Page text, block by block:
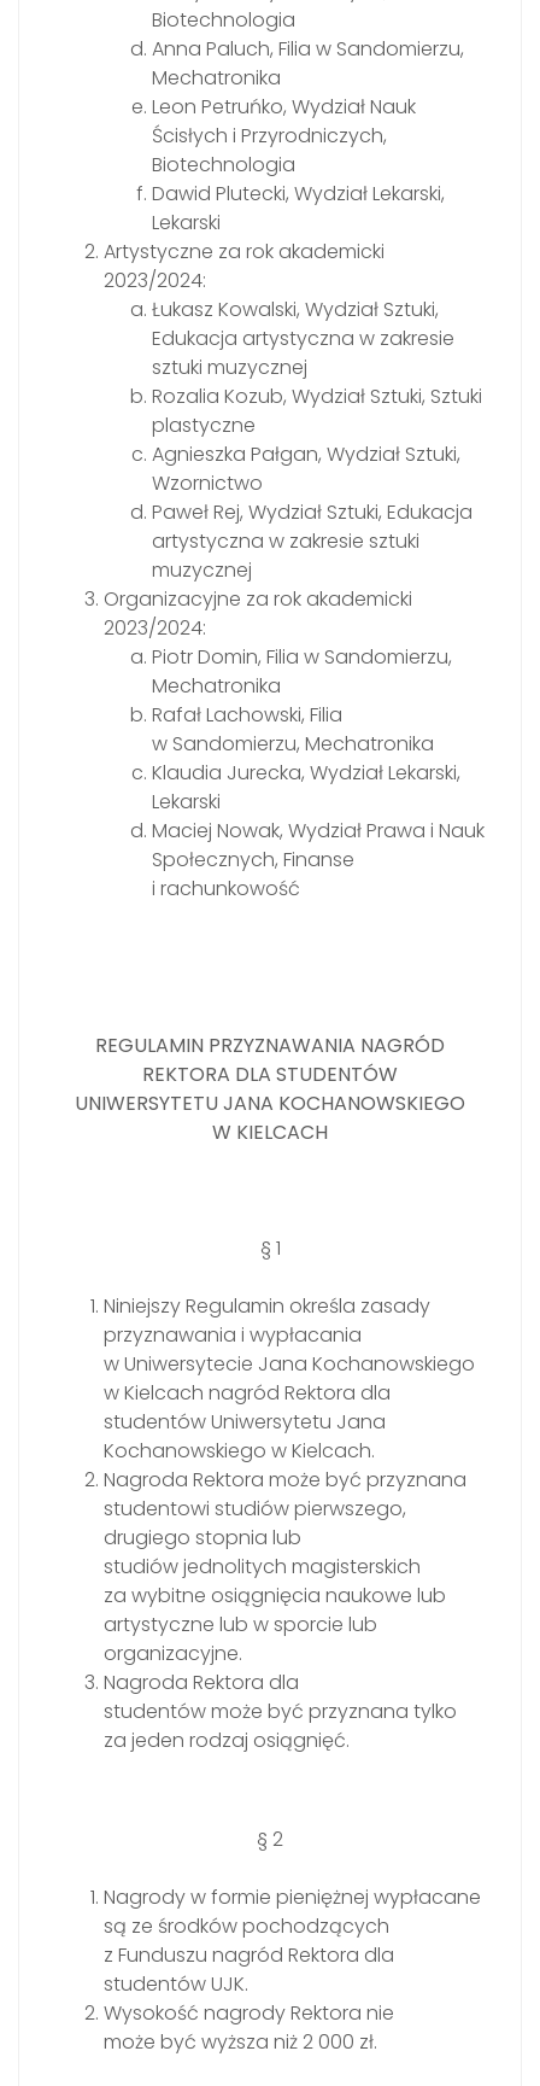
Biotechnologia
Anna Paluch, Filia w Sandomierzu,
Mechatronika
Leon Petruńko, Wydział Nauk
Ścisłych i Przyrodniczych,
Biotechnologia
Dawid Plutecki, Wydział Lekarski,
Lekarski
Artystyczne za rok akademicki
2023/2024:
Łukasz Kowalski, Wydział Sztuki,
Edukacja artystyczna w zakresie
sztuki muzycznej
Rozalia Kozub, Wydział Sztuki, Sztuki
plastyczne
Agnieszka Pałgan, Wydział Sztuki,
Wzornictwo
Paweł Rej, Wydział Sztuki, Edukacja
artystyczna w zakresie sztuki
muzycznej
Organizacyjne za rok akademicki
2023/2024:
Piotr Domin, Filia w Sandomierzu,
Mechatronika
Rafał Lachowski, Filia
w Sandomierzu, Mechatronika
Klaudia Jurecka, Wydział Lekarski,
Lekarski
Maciej Nowak, Wydział Prawa i Nauk
Społecznych, Finanse
i rachunkowość
REGULAMIN PRZYZNAWANIA NAGRÓD
REKTORA DLA STUDENTÓW
UNIWERSYTETU JANA KOCHANOWSKIEGO
W KIELCACH
§ 1
Niniejszy Regulamin określa zasady
przyznawania i wypłacania
w Uniwersytecie Jana Kochanowskiego
w Kielcach nagród Rektora dla
studentów Uniwersytetu Jana
Kochanowskiego w Kielcach.
Nagroda Rektora może być przyznana
studentowi studiów pierwszego,
drugiego stopnia lub
studiów jednolitych magisterskich
za wybitne osiągnięcia naukowe lub
artystyczne lub w sporcie lub
organizacyjne.
Nagroda Rektora dla
studentów może być przyznana tylko
za jeden rodzaj osiągnięć.
§ 2
Nagrody w formie pieniężnej wypłacane
są ze środków pochodzących
z Funduszu nagród Rektora dla
studentów UJK.
Wysokość nagrody Rektora nie
może być wyższa niż 2 000 zł.